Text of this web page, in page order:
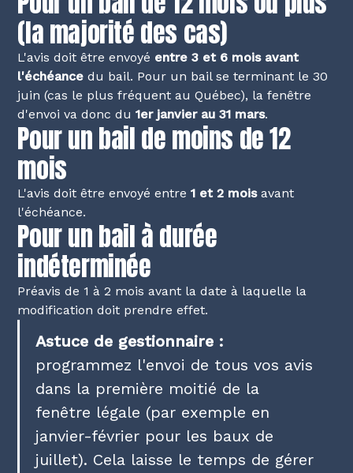
(la majorité des cas)
L'avis doit être envoyé entre 3 et 6 mois avant
l'échéance du bail. Pour un bail se terminant le 30
juin (cas le plus fréquent au Québec), la fenêtre
d'envoi va donc du1er janvier au 31 mars.
Pour un bail de moins de 12
mois
L'avis doit être envoyé entre1 et 2 moisavant
l'échéance.
Pour un bail à durée
indéterminée
Préavis de 1 à 2 mois avant la date à laquelle la
modification doit prendre effet.
Astuce de gestionnaire :
programmez l'envoi de tous vos avis
dans la première moitié de la
fenêtre légale (par exemple en
janvier-février pour les baux de
juillet). Cela laisse le temps de gérer